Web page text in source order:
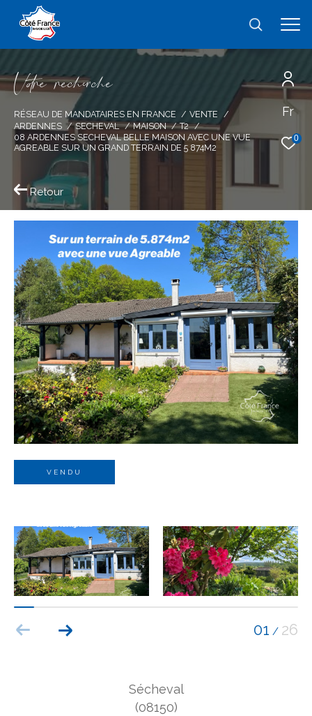
Fr
0
Vore recece
RÉSEAU DE MANDATAIRES EN FRANCE
VENTE
ARDENNES
SECHEVAL MAISON
T2
08 ARDENNES SECHEVAL BELLE MAISON AVEC UNE VUE
AGREABLE SUR UN GRAND TERRAIN DE 5 874M2
Retour
VENDU
01 / 26
Sécheval
(08150)
Effectuer une recherche
et trouver le bien qui correspond à vos
critères
Type
d'offre
Vente
Type
de
bien
type de bien
Ville
Budget
Budget
Surface
Surface
Pièces
Référence
AFFINER LES CRITÈRES
TERRASSE PARKING PISCINE